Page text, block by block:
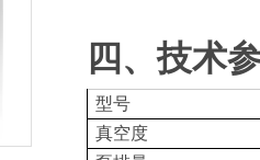
四、技术
型号
真空度